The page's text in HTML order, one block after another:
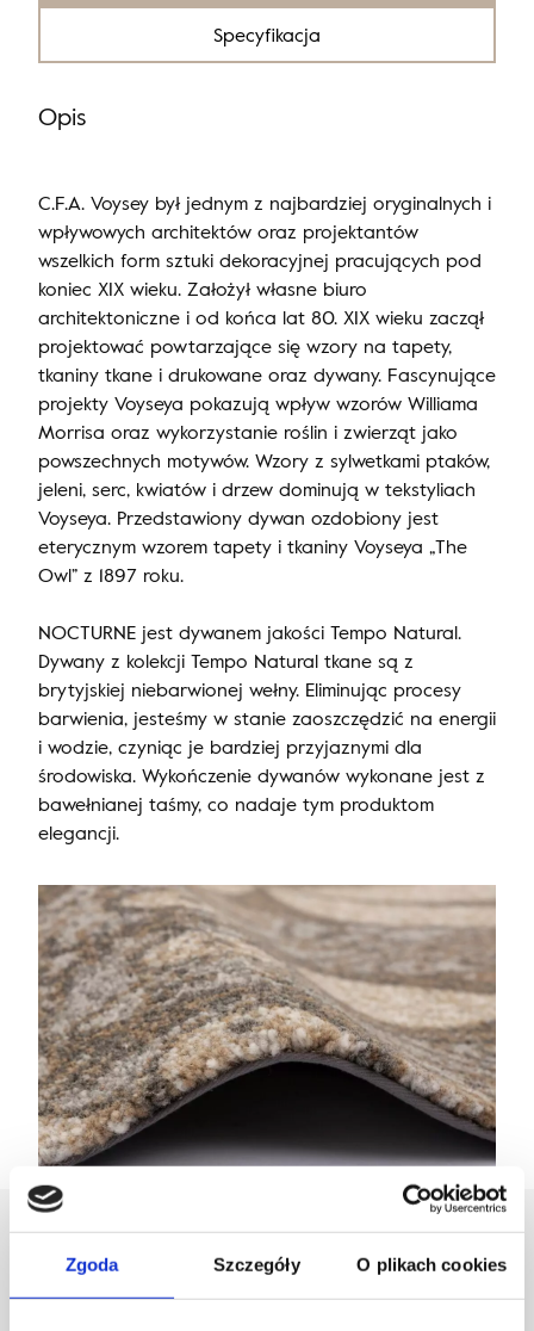
Zgoda Szczegóły O plikach cookies
Specyfikacja
Opis
C.F.A. Voysey był jednym z najbardziej oryginalnych i
wpływowych architektów oraz projektantów
wszelkich form sztuki dekoracyjnej pracujących pod
koniec XIX wieku. Założył własne biuro
architektoniczne i od końca lat 80. XIX wieku zaczął
projektować powtarzające się wzory na tapety,
tkaniny tkane i drukowane oraz dywany. Fascynujące
projekty Voyseya pokazują wpływ wzorów Williama
Morrisa oraz wykorzystanie roślin i zwierząt jako
powszechnych motywów. Wzory z sylwetkami ptaków,
jeleni, serc, kwiatów i drzew dominują w tekstyliach
Voyseya. Przedstawiony dywan ozdobiony jest
eterycznym wzorem tapety i tkaniny Voyseya „The
Owl” z 1897 roku.
NOCTURNE jest dywanem jakości Tempo Natural.
Dywany z kolekcji Tempo Natural tkane są z
brytyjskiej niebarwionej wełny. Eliminując procesy
barwienia, jesteśmy w stanie zaoszczędzić na energii
i wodzie, czyniąc je bardziej przyjaznymi dla
środowiska. Wykończenie dywanów wykonane jest z
bawełnianej taśmy, co nadaje tym produktom
elegancji.